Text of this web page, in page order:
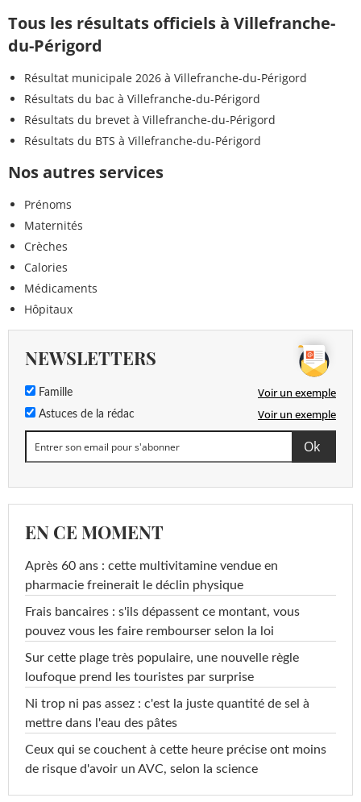
Tous les résultats officiels à Villefranche-
du-Périgord
Résultat municipale 2026 à Villefranche-du-Périgord
Résultats du bac à Villefranche-du-Périgord
Résultats du brevet à Villefranche-du-Périgord
Résultats du BTS à Villefranche-du-Périgord
Nos autres services
Prénoms
Maternités
Crèches
Calories
Médicaments
Hôpitaux
NEWSLETTERS
Famille Voir un exemple
Astuces de la rédac Voir un exemple
EN CE MOMENT
Après 60 ans : cette multivitamine vendue en
pharmacie freinerait le déclin physique
Frais bancaires : s'ils dépassent ce montant, vous
pouvez vous les faire rembourser selon la loi
Sur cette plage très populaire, une nouvelle règle
loufoque prend les touristes par surprise
Ni trop ni pas assez : c'est la juste quantité de sel à
mettre dans l'eau des pâtes
Ceux qui se couchent à cette heure précise ont moins
de risque d'avoir un AVC, selon la science